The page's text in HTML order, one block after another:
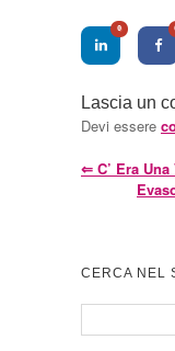
0
Lascia un
Devi essere
⇐ C’ Era
CERCA NEL